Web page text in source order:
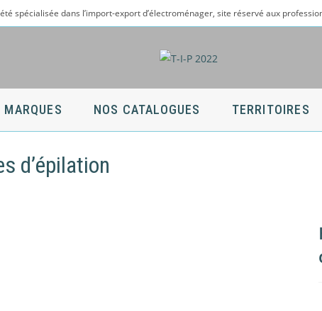
spécialisée dans l’import-export d’électroménager, site réservé aux
MARQUES NOS CATALOGUES TERRITOIRES
d’épilation